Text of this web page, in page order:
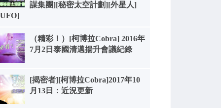
謀集團][秘密太空計劃][外星人]
（精彩！）[柯博拉Cobra] 2016年
7月2日泰國清邁揚升會議紀錄
[揭密者][柯博拉Cobra]2017年10
月13日：近況更新